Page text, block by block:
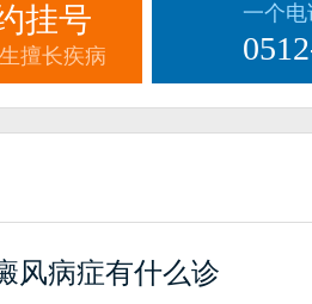
挂号
擅长疾病
一个
风病症有什么诊